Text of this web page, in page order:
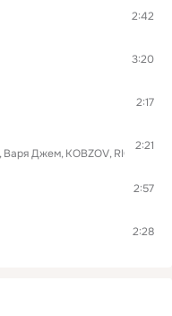
2:42
3:20
2:17
Варя Джем KOBZOV RIORINNA
2:21
2:57
2:28